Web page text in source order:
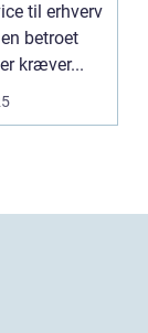
til erhverv
betroet
kræver...